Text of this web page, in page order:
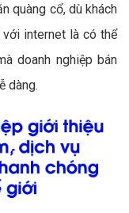
quàng cổ, dù khách
internet là có thể
doanh nghiệp bán
dàng.